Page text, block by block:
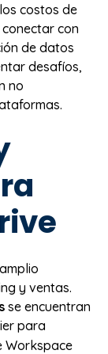
costos de
con
de datos
desafíos,
no
y ventas.
se encuentran
para
Workspace